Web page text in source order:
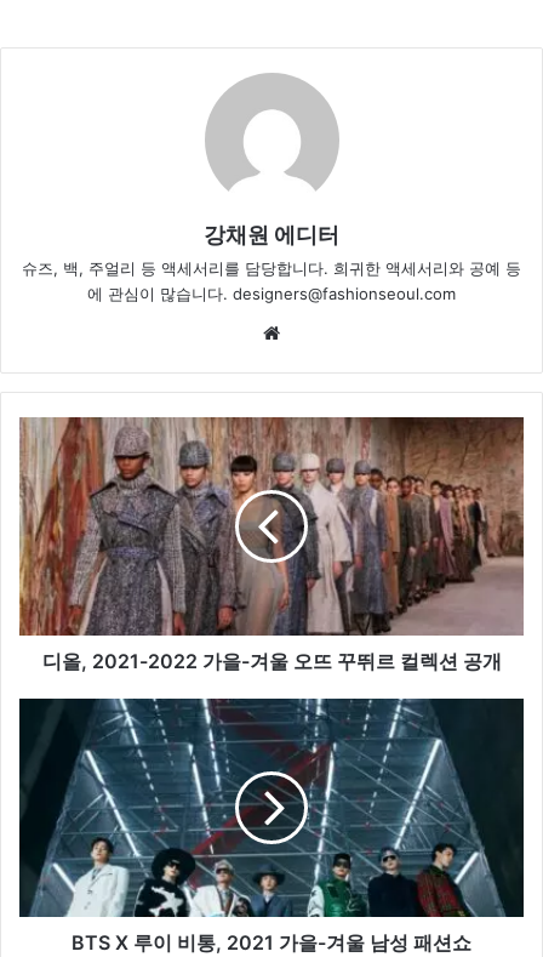
강채원 에디터
슈즈, 백, 주얼리 등 액세서리를 담당합니다. 희귀한 액세서리와 공예 등
에 관심이 많습니다. designers@fashionseoul.com
디
올,
2021-
2022
가
을-
겨
울
오
렉
션
디올, 2021-2022 가을-겨울 오뜨 꾸뛰르 컬렉션 공개
이
비
2021
을-
BTS X 루이 비통, 2021 가을-겨울 남성 패션쇼